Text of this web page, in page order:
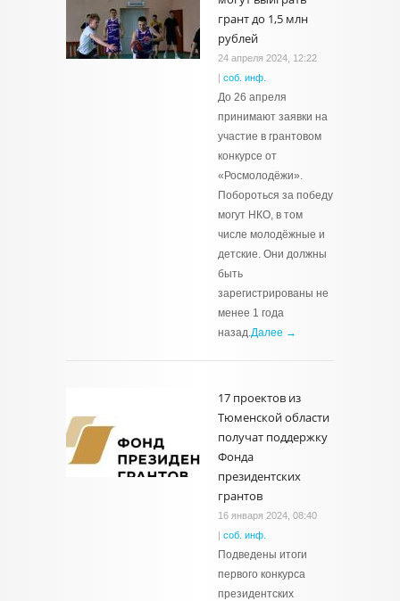
грант до 1,5 млн
рублей
24 апреля 2024, 12:22
| соб. инф.
До 26 апреля
принимают заявки на
участие в грантовом
конкурсе от
«Росмолодёжи».
Побороться за победу
могут НКО, в том
числе молодёжные и
детские. Они должны
быть
зарегистрированы не
менее 1 года
назад.Далее →
17 проектов из
Тюменской области
получат поддержку
Фонда
президентских
грантов
16 января 2024, 08:40
| соб. инф.
Подведены итоги
первого конкурса
президентских